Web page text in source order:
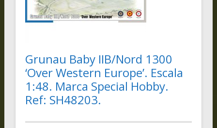
Grunau Baby IIB/Nord 1300
‘Over Western Europe’. Escala
1:48. Marca Special Hobby.
Ref: SH48203.